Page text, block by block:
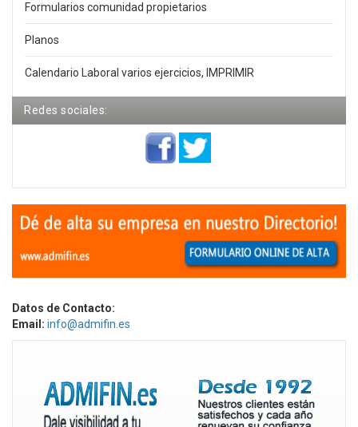
Formularios comunidad propietarios
Planos
Calendario Laboral varios ejercicios, IMPRIMIR
Redes sociales:
Datos de Contacto:
Email: info@admifin.es